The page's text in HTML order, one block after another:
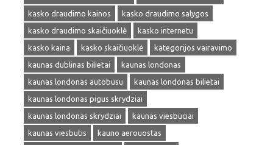
kasko draudimo kainos
kasko draudimo salygos
kasko draudimo skaičiuoklė
kasko internetu
kasko kaina
kasko skaičiuoklė
kategorijos vairavimo
kaunas dublinas bilietai
kaunas londonas
kaunas londonas autobusu
kaunas londonas bilietai
kaunas londonas pigus skrydziai
kaunas londonas skrydziai
kaunas viesbuciai
kaunas viesbutis
kauno aerouostas